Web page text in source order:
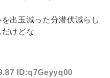
出玉減った分潜伏減らし
けどな
ID:q7Geyyq00